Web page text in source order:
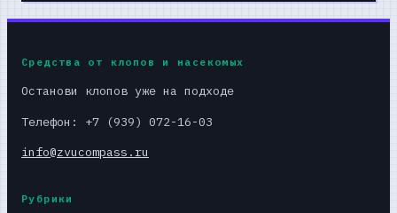
Средства от клопов и насекомых
Останови клопов уже на подходе
Телефон: +7 (939) 072-16-03
info@zvucompass.ru
Рубрики